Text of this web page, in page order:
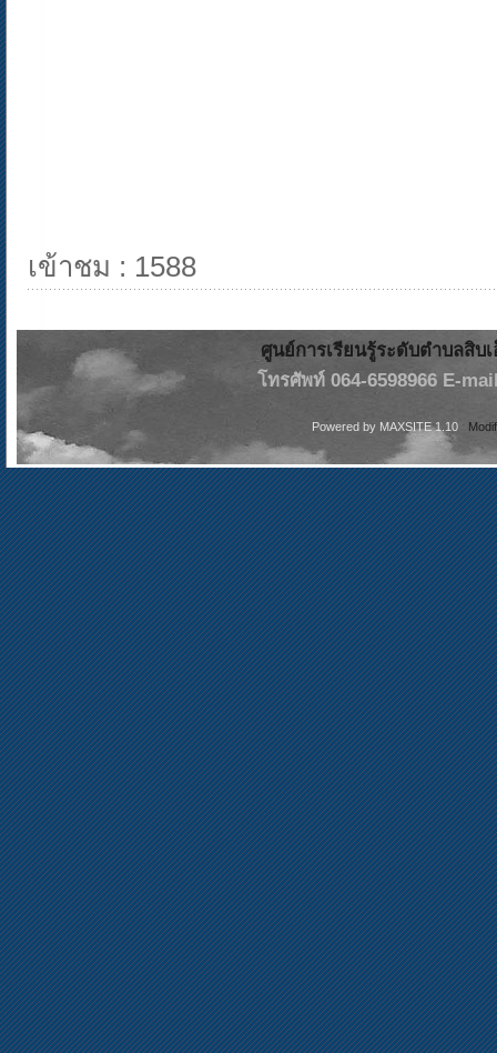
เข้าชม : 1588
ศูนย์การเรียนรู้ระดับตำบลสิบ
โทรศัพท์ 064-6598966 E-
Powered by MAXSITE 1.10